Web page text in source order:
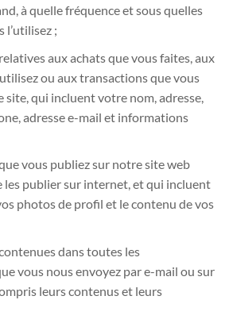
à quelle fréquence et sous quelles
l’utilisez ;
aux achats que vous faites, aux
ou aux transactions que vous
qui incluent votre nom, adresse,
adresse e-mail et informations
vous publiez sur notre site web
les publier sur internet, et qui incluent
photos de profil et le contenu de vos
dans toutes les
vous nous envoyez par e-mail ou sur
leurs contenus et leurs